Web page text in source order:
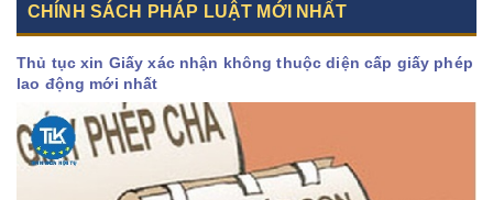
CHÍNH SÁCH PHÁP LUẬT MỚI NHẤT
Thủ tục xin Giấy xác nhận không thuộc diện cấp giấy phép
lao động mới nhất